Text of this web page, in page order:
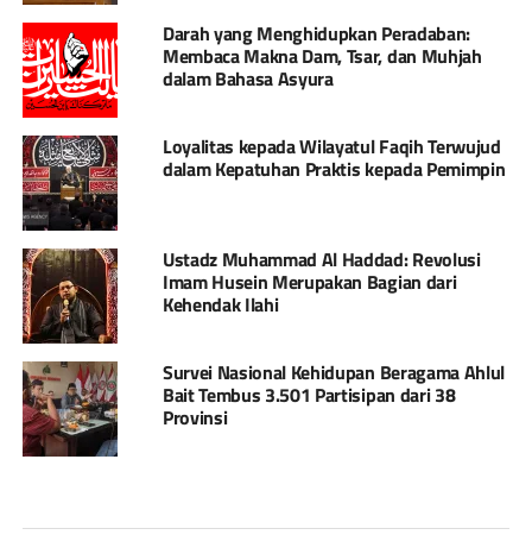
Darah yang Menghidupkan Peradaban:
Membaca Makna Dam, Tsar, dan Muhjah
dalam Bahasa Asyura
Loyalitas kepada Wilayatul Faqih Terwujud
dalam Kepatuhan Praktis kepada Pemimpin
Ustadz Muhammad Al Haddad: Revolusi
Imam Husein Merupakan Bagian dari
Kehendak Ilahi
Survei Nasional Kehidupan Beragama Ahlul
Bait Tembus 3.501 Partisipan dari 38
Provinsi